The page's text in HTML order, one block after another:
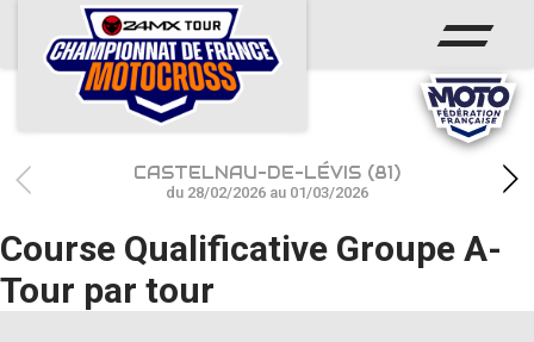
ACCUEIL
ACTUS
CALENDRIER
RÉSULTATS
PHOTOS / WEB TV
CHAMPIONNAT
CASTELNAU-DE-LÉVIS (81)
du 28/02/2026 au 01/03/2026
Course Qualificative Groupe A-
Tour par tour